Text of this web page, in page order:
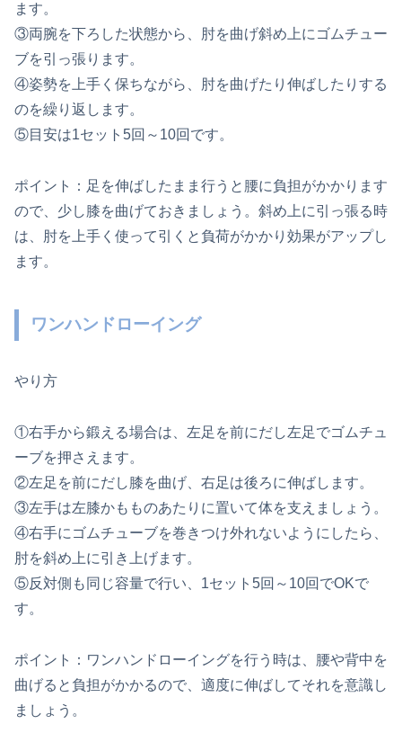
ます。
③両腕を下ろした状態から、肘を曲げ斜め上にゴムチュー
ブを引っ張ります。
④姿勢を上手く保ちながら、肘を曲げたり伸ばしたりする
のを繰り返します。
⑤目安は1セット5回～10回です。
ポイント：足を伸ばしたまま行うと腰に負担がかかります
ので、少し膝を曲げておきましょう。斜め上に引っ張る時
は、肘を上手く使って引くと負荷がかかり効果がアップし
ます。
ワンハンドローイング
やり方
①右手から鍛える場合は、左足を前にだし左足でゴムチュ
ーブを押さえます。
②左足を前にだし膝を曲げ、右足は後ろに伸ばします。
③左手は左膝かもものあたりに置いて体を支えましょう。
④右手にゴムチューブを巻きつけ外れないようにしたら、
肘を斜め上に引き上げます。
⑤反対側も同じ容量で行い、1セット5回～10回でOKで
す。
ポイント：ワンハンドローイングを行う時は、腰や背中を
曲げると負担がかかるので、適度に伸ばしてそれを意識し
ましょう。